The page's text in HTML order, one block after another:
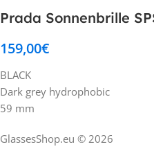
Prada Sonnenbrille
159,00€
BLACK
Dark grey hydrophobic
59 mm
GlassesShop.eu © 2026